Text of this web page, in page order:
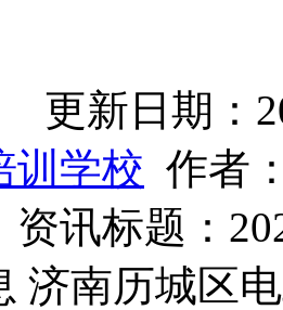
更新日期：
训学校 作者
资讯标题：
济南历城区